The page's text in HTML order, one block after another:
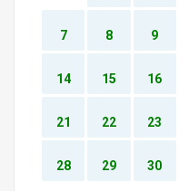
7 8 9
14 15 16
21 22 23
28 29 30